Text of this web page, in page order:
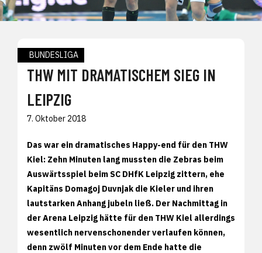
BUNDESLIGA
THW MIT DRAMATISCHEM SIEG IN
LEIPZIG
7. Oktober 2018
Das war ein dramatisches Happy-end für den THW
Kiel: Zehn Minuten lang mussten die Zebras beim
Auswärtsspiel beim SC DHfK Leipzig zittern, ehe
Kapitäns Domagoj Duvnjak die Kieler und ihren
lautstarken Anhang jubeln ließ. Der Nachmittag in
der Arena Leipzig hätte für den THW Kiel allerdings
wesentlich nervenschonender verlaufen können,
denn zwölf Minuten vor dem Ende hatte die